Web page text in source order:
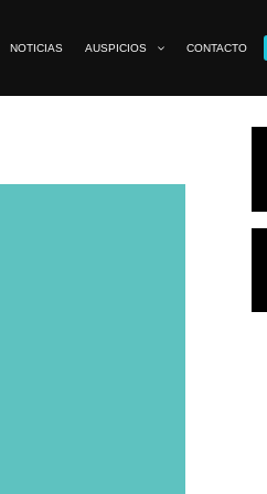
NOTICIAS AUSPICIOS CONTACTO